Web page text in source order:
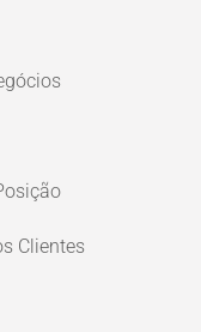
Clientes